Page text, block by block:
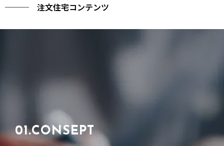
─── 注文住宅コンテンツ
01.CONSEPT